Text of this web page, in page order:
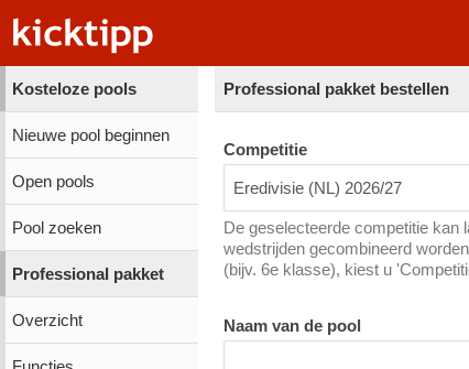
Kosteloze pools
Nieuwe pool beginnen
Open pools
Pool zoeken
Professional pakket
Overzicht
Professional pakket bestellen
Competitie
Eredivisie (NL) 2026/27
De geselecteerde competitie kan
wedstrijden gecombineerd
(bijv. 6e klasse), kiest u
Naam van de pool